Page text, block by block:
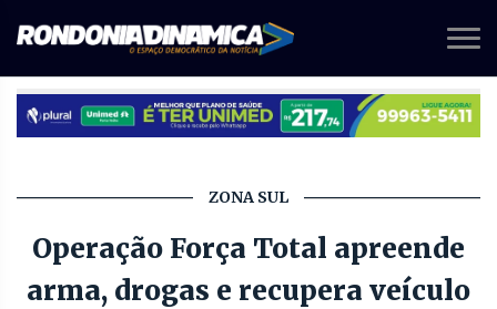
ZONA SUL
Operação Força Total apreende
arma, drogas e recupera veículo